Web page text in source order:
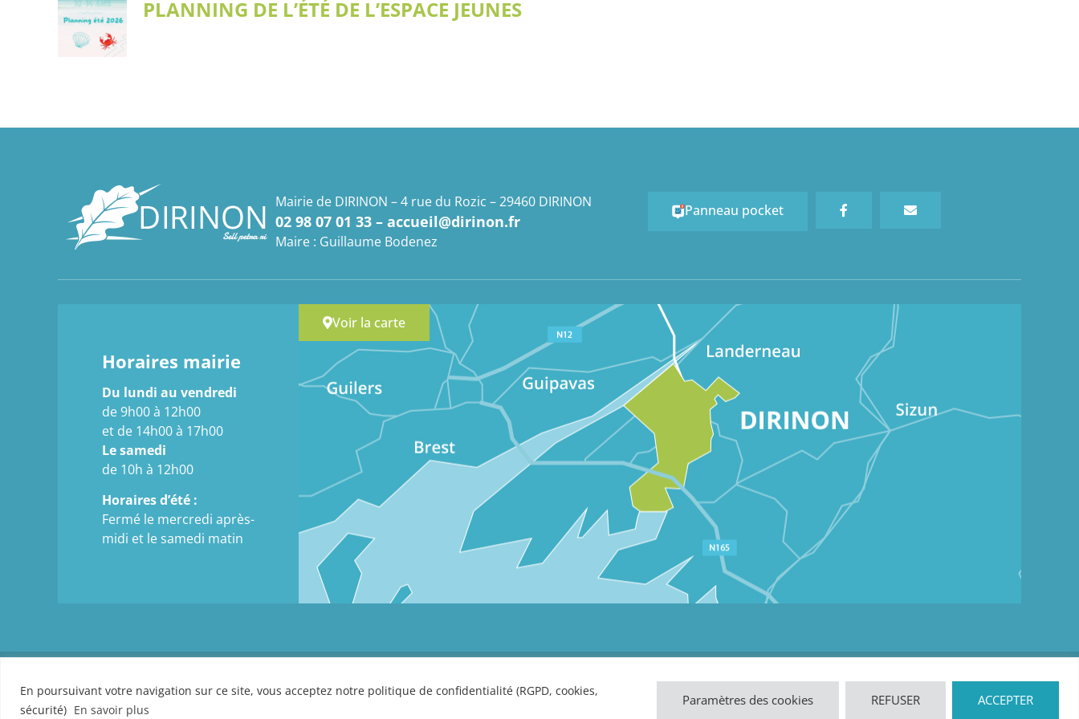
En poursuivant votre navigation sur ce site, vous acceptez notre politique de confidentialité (RGPD, cookies,
sécurité) En savoir plus
Paramètres des cookies REFUSER ACCEPTER
PLANNING DE L’ÉTÉ DE L’ESPACE JEUNES
Mairie de DIRINON – 4 rue du Rozic – 29460 DIRINON
02 98 07 01 33 – accueil@dirinon.fr
Maire : Guillaume Bodenez
Panneau pocket
Horaires mairie
Du lundi au vendredi
de 9h00 à 12h00
et de 14h00 à 17h00
Le samedi
de 10h à 12h00
Horaires d’été :
Fermé le mercredi après-
midi et le samedi matin
Voir la carte